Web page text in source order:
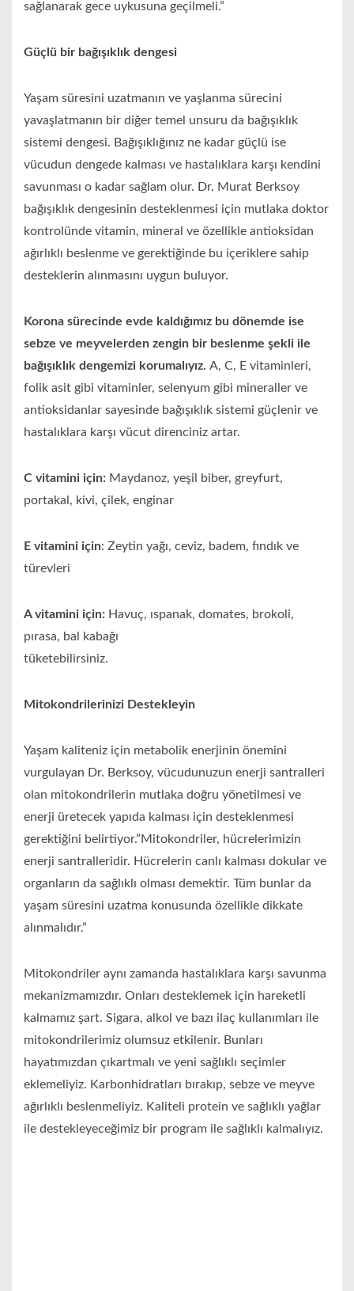
sağlanarak gece uykusuna geçilmeli.”
Güçlü bir bağışıklı k dengesi
Yaşam süresini uzatmanın ve yaşlanma sürecini
yavaşlatmanın bir diğer temel unsuru da bağışıklık
sistemi dengesi. Bağışıklığınız ne kadar güçlü ise
vücudun dengede kalması ve hastalıklara karşı kendini
savunması o kadar sağlam olur. Dr. Murat Berksoy
bağışıklık dengesinin desteklenmesi için mutlaka doktor
kontrolünde vitamin, mineral ve özellikle antioksidan
ağırlıklı beslenme ve gerektiğinde bu içeriklere sahip
desteklerin alınmasını uygun buluyor.
Korona sürecinde evde kaldığımız bu dönemde ise
sebze ve meyvelerden zengin bir beslenme şekli ile
bağışıklık dengemizi korumalıyız. A, C, E vitaminleri,
folik asit gibi vitaminler, selenyum gibi mineraller ve
antioksidanlar sayesinde bağışıklık sistemi güçlenir ve
hastalıklara karşı vücut direnciniz artar.
C vitamini için: Maydanoz, yeşil biber, greyfurt,
portakal, kivi, çilek, enginar
E vitamini için: Zeytin yağı, ceviz, badem, fındık ve
türevleri
A vitamini için: Havuç, ıspanak, domates, brokoli,
pırasa, bal kabağı
tüketebilirsiniz.
Mitokondrilerinizi Destekleyin
Yaşam kaliteniz için metabolik enerjinin önemini
vurgulayan Dr. Berksoy, vücudunuzun enerji santralleri
olan mitokondrilerin mutlaka doğru yönetilmesi ve
enerji üretecek yapıda kalması için desteklenmesi
gerektiğini belirtiyor.”Mitokondriler, hücrelerimizin
enerji santralleridir. Hücrelerin canlı kalması dokular ve
organların da sağlıklı olması demektir. Tüm bunlar da
yaşam süresini uzatma konusunda özellikle dikkate
alınmalıdır.”
Mitokondriler aynı zamanda hastalıklara karşı savunma
mekanizmamızdır. Onları desteklemek için hareketli
kalmamız şart. Sigara, alkol ve bazı ilaç kullanımları ile
mitokondrilerimiz olumsuz etkilenir. Bunları
hayatımızdan çıkartmalı ve yeni sağlıklı seçimler
eklemeliyiz. Karbonhidratları bırakıp, sebze ve meyve
ağırlıklı beslenmeliyiz. Kaliteli protein ve sağlıklı yağlar
ile destekleyeceğimiz bir program ile sağlıklı kalmalıyız.